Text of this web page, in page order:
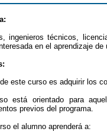
ingenieros técnicos,
en el aprendizaje
este curso es adquirir los
está orientado para
previos del programa.
el alumno aprenderá a: